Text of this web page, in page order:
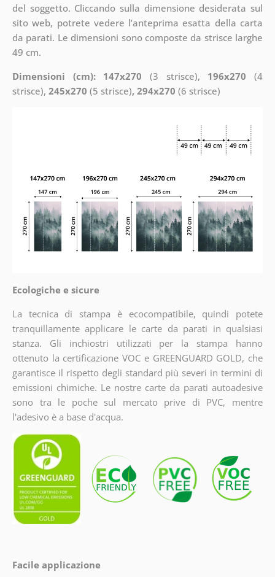
del soggetto. Cliccando sulla dimensione desiderata sul
sito web, potrete vedere l’anteprima esatta della carta
da parati. Le dimensioni sono composte da strisce larghe
49 cm.
Dimensioni (cm): 147x270 (3 strisce), 196x270 (4
strisce), 245x270 (5 strisce), 294x270 (6 strisce)
Ecologiche e sicure
La tecnica di stampa è ecocompatibile, quindi potete
tranquillamente applicare le carte da parati in qualsiasi
stanza. Gli inchiostri utilizzati per la stampa hanno
ottenuto la certificazione VOC e GREENGUARD GOLD, che
garantisce il rispetto degli standard più severi in termini di
emissioni chimiche. Le nostre carte da parati autoadesive
sono tra le poche sul mercato prive di PVC, mentre
l'adesivo è a base d'acqua.
Facile applicazione